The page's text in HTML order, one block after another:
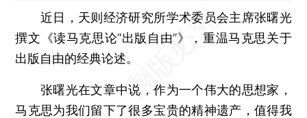
近日，天则经济研究所学术委员会主席张曙光
撰文《读马克思论“出版自由”》，重温马克思关于
出版自由的经典论述。
张曙光在文章中说，作为一个伟大的思想家，
马克思为我们留下了很多宝贵的精神遗产，值得我